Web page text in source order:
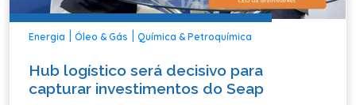
Energia Óleo & Gás Química & Petroquímica
Hub logístico será decisivo para
capturar investimentos do Seap